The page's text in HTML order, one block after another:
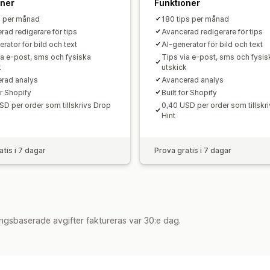
månad
redigerare för tips
för bild och text
e-post, sms och fysiska
analys
Shopify
per order som tillskrivs Drop
i 7 dagar
Funktioner
180 tips per månad
Avancerad redigerare för tips
AI-generator för bild och text
Tips via e-post, sms och
utskick
Avancerad analys
Built for Shopify
0,40 USD per order som
Hint
Prova gratis i 7 dagar
avgifter faktureras var 30:e dag.